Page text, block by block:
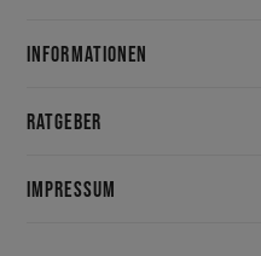
INFORMATIONEN
RATGEBER
IMPRESSUM